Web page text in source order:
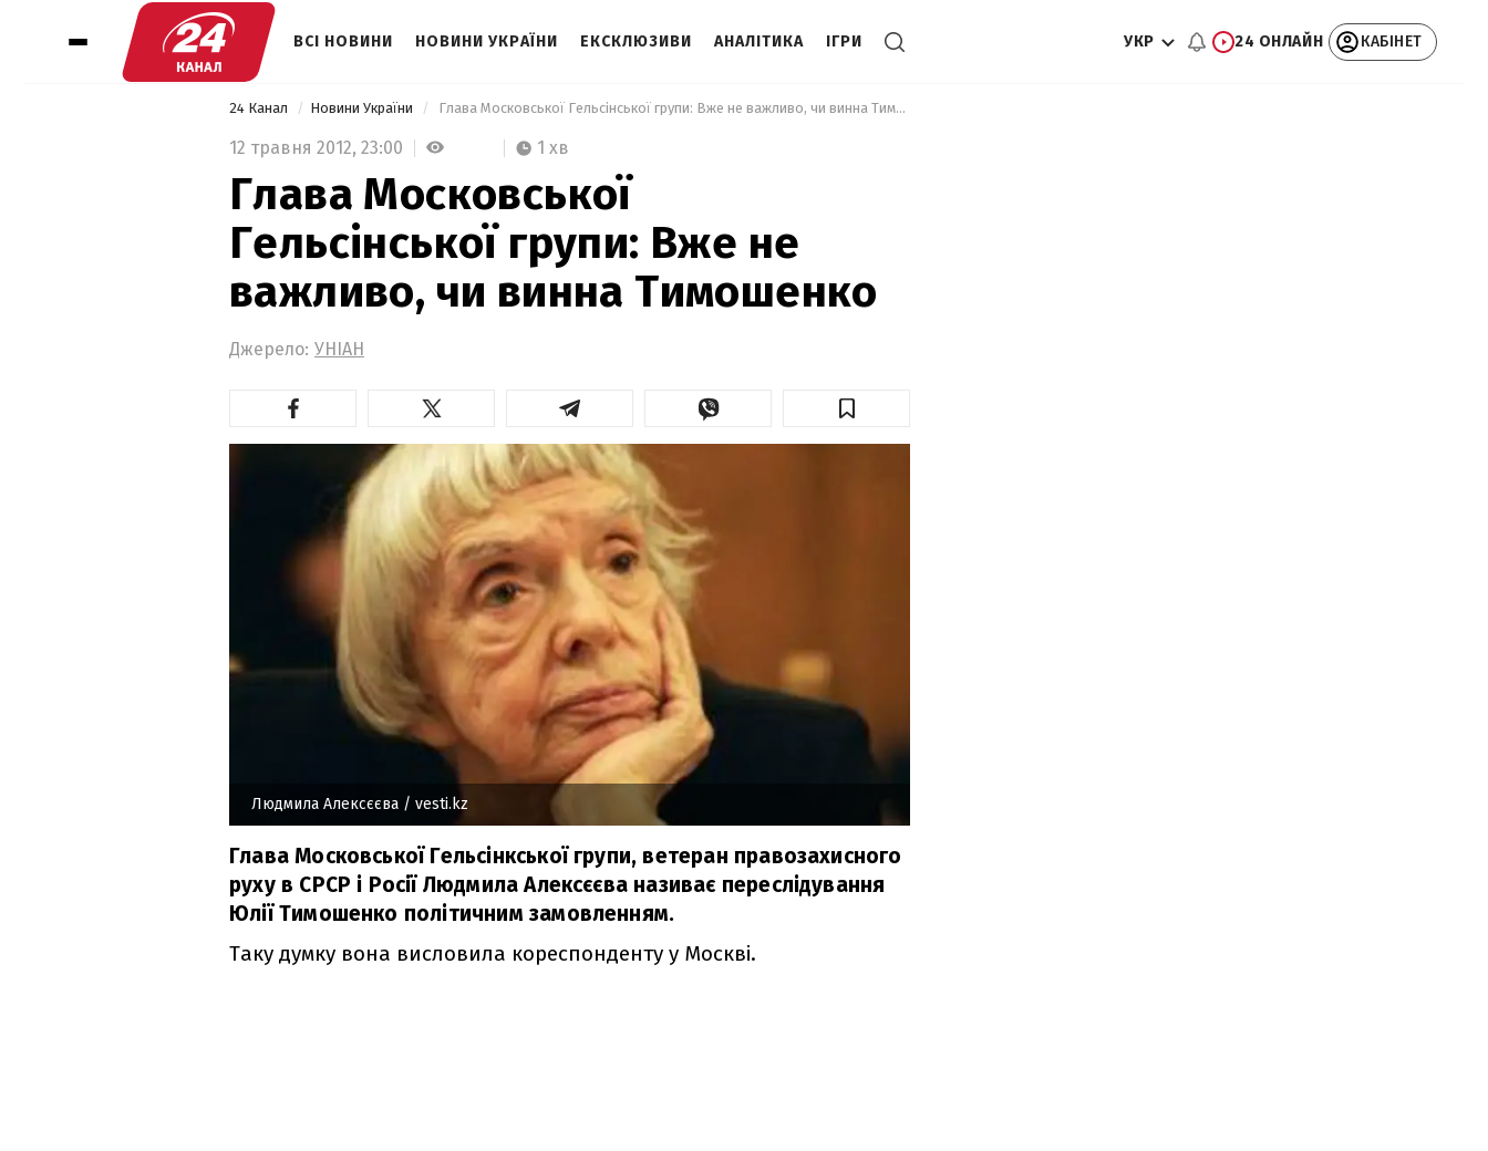
ВСІ НОВИНИ НОВИНИ УКРАЇНИ ЕКСКЛЮЗИВИ АНАЛІТИКА ІГРИ УКР 24 ОНЛАЙН КАБІНЕТ
24 Канал Новини України Глава Московської Гельсінської групи: Вже не важливо, чи винна Тимошенко
12 травня 2012, 23:00 1 хв
Глава Московської
Гельсінської групи: Вже не
важливо, чи винна Тимошенко
Джерело: УНІАН
Людмила Алексєєва / vesti.kz
Глава Московської Гельсінкської групи, ветеран правозахисного
руху в СРСР і Росії Людмила Алексєєва називає переслідування
Юлії Тимошенко політичним замовленням.
Таку думку вона висловила кореспонденту у Москві.